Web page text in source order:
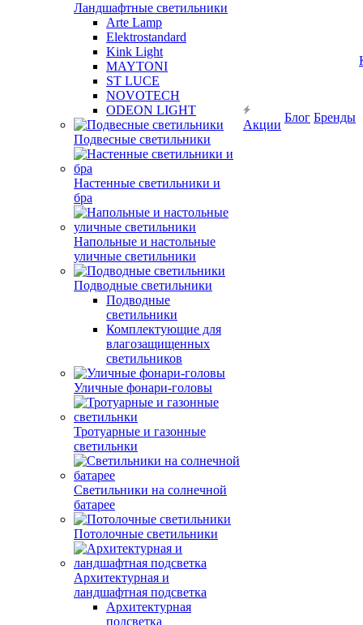
Ландшафтные светильники
Arte Lamp
Elektrostandard
Kink Light
MAYTONI
ST LUCE
NOVOTECH
ODEON LIGHT
Подвесные светильники
Настенные светильники и
бра
Напольные и настольные
уличные светильники
Подводные светильники
Подводные
светильники
Комплектующие для
влагозащищенных
светильников
Уличные фонари-головы
Тротуарные и газонные
светильнки
Светильники на солнечной
батарее
Потолочные светильники
Архитектурная и
ландшафтная подсветка
Архитектурная
подсветка
Акции
Блог Бренды